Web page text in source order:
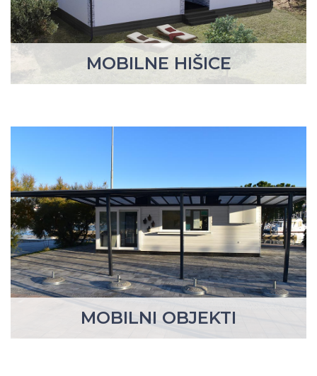
MOBILNE HIŠICE
MOBILNI OBJEKTI